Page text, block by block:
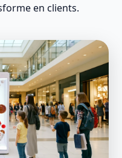
en clients.